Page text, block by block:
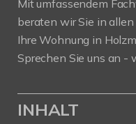
Mit umfassendem
beraten wir Sie in allen
Ihre Wohnung in
Sprechen Sie uns an -
INHALT